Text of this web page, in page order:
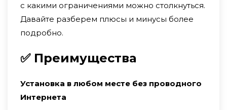
с какими ограничениями можно столкнуться.
Давайте разберем плюсы и минусы более
подробно.
✅ Преимущества
Установка в любом месте без проводного
Интернета